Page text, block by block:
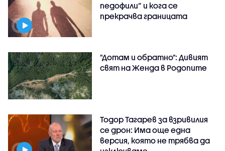
педофили” и кога се
прекрачва границата
"Дотам и обратно": Дивият
свят на Женда в Родопите
Тодор Тагарев за взривилия
се дрон: Има още една
версия, която не трябва да